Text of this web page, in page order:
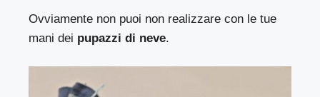
Ovviamente non puoi non realizzare con le tue
mani dei pupazzi di neve.